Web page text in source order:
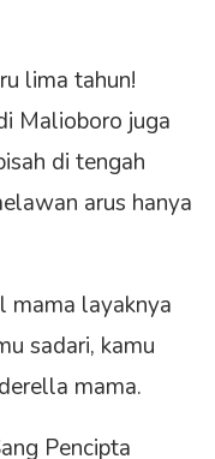
lima tahun!
Malioboro juga
di tengah
arus hanya
mama layaknya
sadari, kamu
mama.
Pencipta